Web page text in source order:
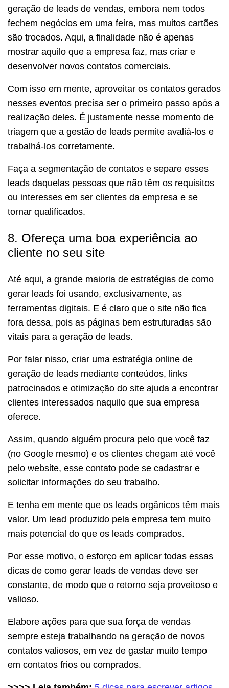
geração de leads de vendas, embora nem todos
fechem negócios em uma feira, mas muitos cartões
são trocados. Aqui, a finalidade não é apenas
mostrar aquilo que a empresa faz, mas criar e
desenvolver novos contatos comerciais.
Com isso em mente, aproveitar os contatos gerados
nesses eventos precisa ser o primeiro passo após a
realização deles. É justamente nesse momento de
triagem que a gestão de leads permite avaliá-los e
trabalhá-los corretamente.
Faça a segmentação de contatos e separe esses
leads daquelas pessoas que não têm os requisitos
ou interesses em ser clientes da empresa e se
tornar qualificados.
8. Ofereça uma boa experiência ao
cliente no seu site
Até aqui, a grande maioria de estratégias de como
gerar leads foi usando, exclusivamente, as
ferramentas digitais. E é claro que o site não fica
fora dessa, pois as páginas bem estruturadas são
vitais para a geração de leads.
Por falar nisso, criar uma estratégia online de
geração de leads mediante conteúdos, links
patrocinados e otimização do site ajuda a encontrar
clientes interessados naquilo que sua empresa
oferece.
Assim, quando alguém procura pelo que você faz
(no Google mesmo) e os clientes chegam até você
pelo website, esse contato pode se cadastrar e
solicitar informações do seu trabalho.
E tenha em mente que os leads orgânicos têm mais
valor. Um lead produzido pela empresa tem muito
mais potencial do que os leads comprados.
Por esse motivo, o esforço em aplicar todas essas
dicas de como gerar leads de vendas deve ser
constante, de modo que o retorno seja proveitoso e
valioso.
Elabore ações para que sua força de vendas
sempre esteja trabalhando na geração de novos
contatos valiosos, em vez de gastar muito tempo
em contatos frios ou comprados.